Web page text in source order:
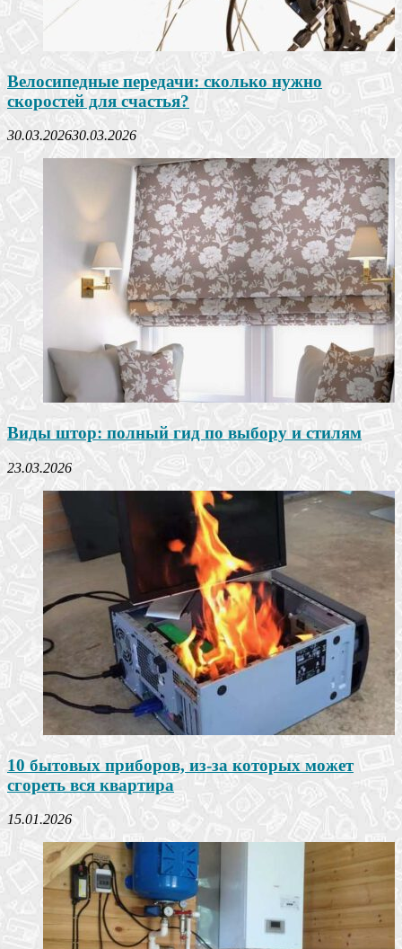
Велосипедные передачи: сколько нужно
скоростей для счастья?
30.03.202630.03.2026
Виды штор: полный гид по выбору и стилям
23.03.2026
10 бытовых приборов, из-за которых может
сгореть вся квартира
15.01.2026